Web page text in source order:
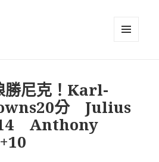
勝尼克！Karl-
分 Julius
Anthony